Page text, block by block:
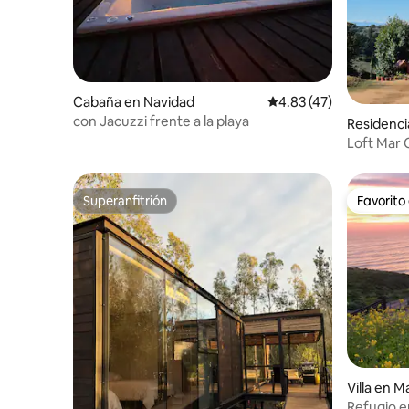
Cabaña en Navidad Calificación
4.83 (47)
con Jacuzzi frente a la playa
puya
Loft Mar
Superanfitrión
Superanfitrión
Villa en